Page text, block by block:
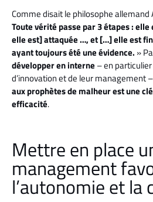
Comme disait le philosophe
Toute vérité passe par 3 étapes :
elle est] attaquée …, et […] elle est
ayant toujours été une évidence. »
développer en interne– en
d’innovation et de leur management –
aux prophètes de malheur est une
efficacité.
Mettre en place
management
l’autonomie et la